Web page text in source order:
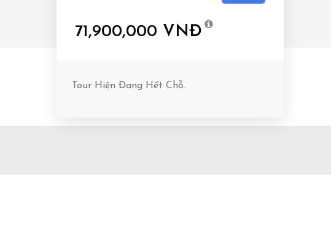
71,900,000 VNĐ
Tour Hiện Đang Hết Chỗ.